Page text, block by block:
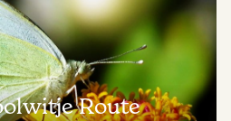
Route